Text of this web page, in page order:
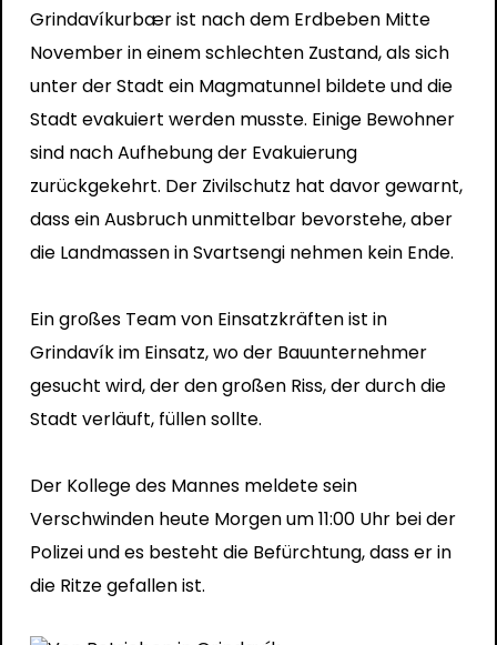
Grindavíkurbær ist nach dem Erdbeben Mitte
November in einem schlechten Zustand, als sich
unter der Stadt ein Magmatunnel bildete und die
Stadt evakuiert werden musste. Einige Bewohner
sind nach Aufhebung der Evakuierung
zurückgekehrt. Der Zivilschutz hat davor gewarnt,
dass ein Ausbruch unmittelbar bevorstehe, aber
die Landmassen in Svartsengi nehmen kein Ende.
Ein großes Team von Einsatzkräften ist in
Grindavík im Einsatz, wo der Bauunternehmer
gesucht wird, der den großen Riss, der durch die
Stadt verläuft, füllen sollte.
Der Kollege des Mannes meldete sein
Verschwinden heute Morgen um 11:00 Uhr bei der
Polizei und es besteht die Befürchtung, dass er in
die Ritze gefallen ist.